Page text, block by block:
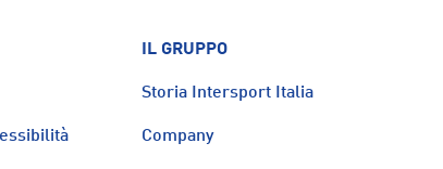
IL GRUPPO
Storia Intersport Italia
Company